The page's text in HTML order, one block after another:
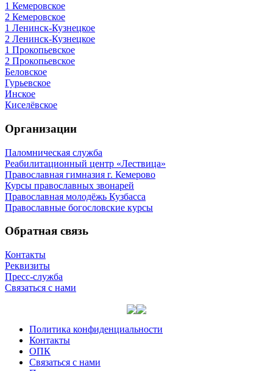
1 Кемеровское
2 Кемеровское
1 Ленинск-Кузнецкое
2 Ленинск-Кузнецкое
1 Прокопьевское
2 Прокопьевское
Беловское
Гурьевское
Инское
Киселёвское
Организации
Паломническая служба
Реабилитационный центр «Лествица»
Православная гимназия г. Кемерово
Курсы православных звонарей
Православная молодёжь Кузбасса
Православные богословские курсы
Обратная связь
Контакты
Реквизиты
Пресс-служба
Связаться с нами
Политика конфиденциальности
Контакты
ОПК
Связаться с нами